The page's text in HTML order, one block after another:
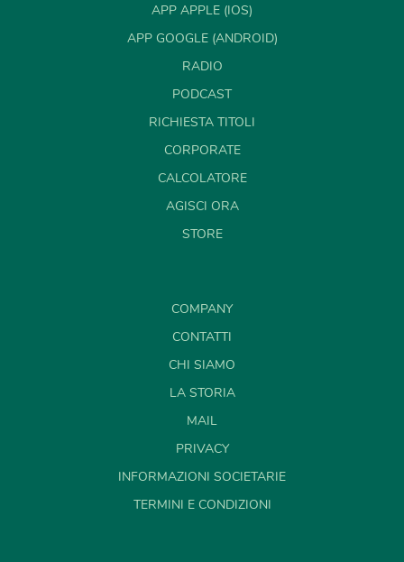
APP APPLE (IOS)
APP GOOGLE (ANDROID)
RADIO
PODCAST
RICHIESTA TITOLI
CORPORATE
CALCOLATORE
AGISCI ORA
STORE
COMPANY
CONTATTI
CHI SIAMO
LA STORIA
MAIL
PRIVACY
INFORMAZIONI SOCIETARIE
TERMINI E CONDIZIONI